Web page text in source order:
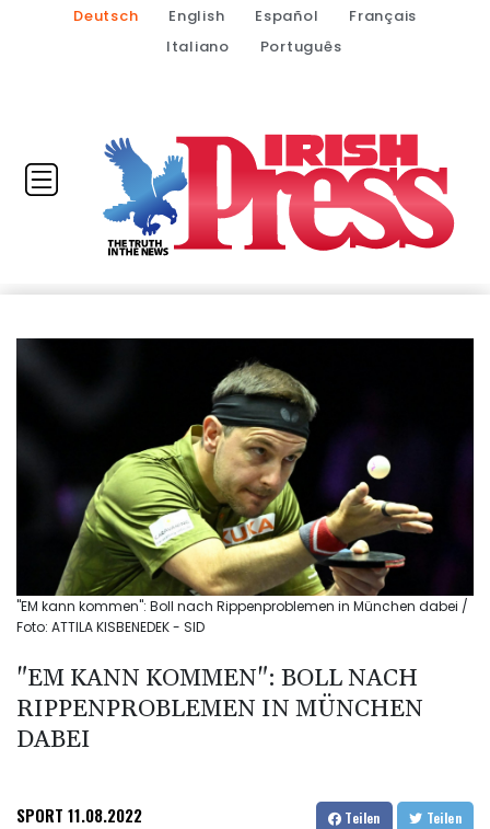
Deutsch English Español
Français
Italiano
Português
"EM kann kommen": Boll nach Rippenproblemen in München dabei /
Foto: ATTILA KISBENEDEK - SID
"EM KANN KOMMEN": BOLL NACH
RIPPENPROBLEMEN IN MÜNCHEN
DABEI
SPORT 11.08.2022 Teilen Teilen